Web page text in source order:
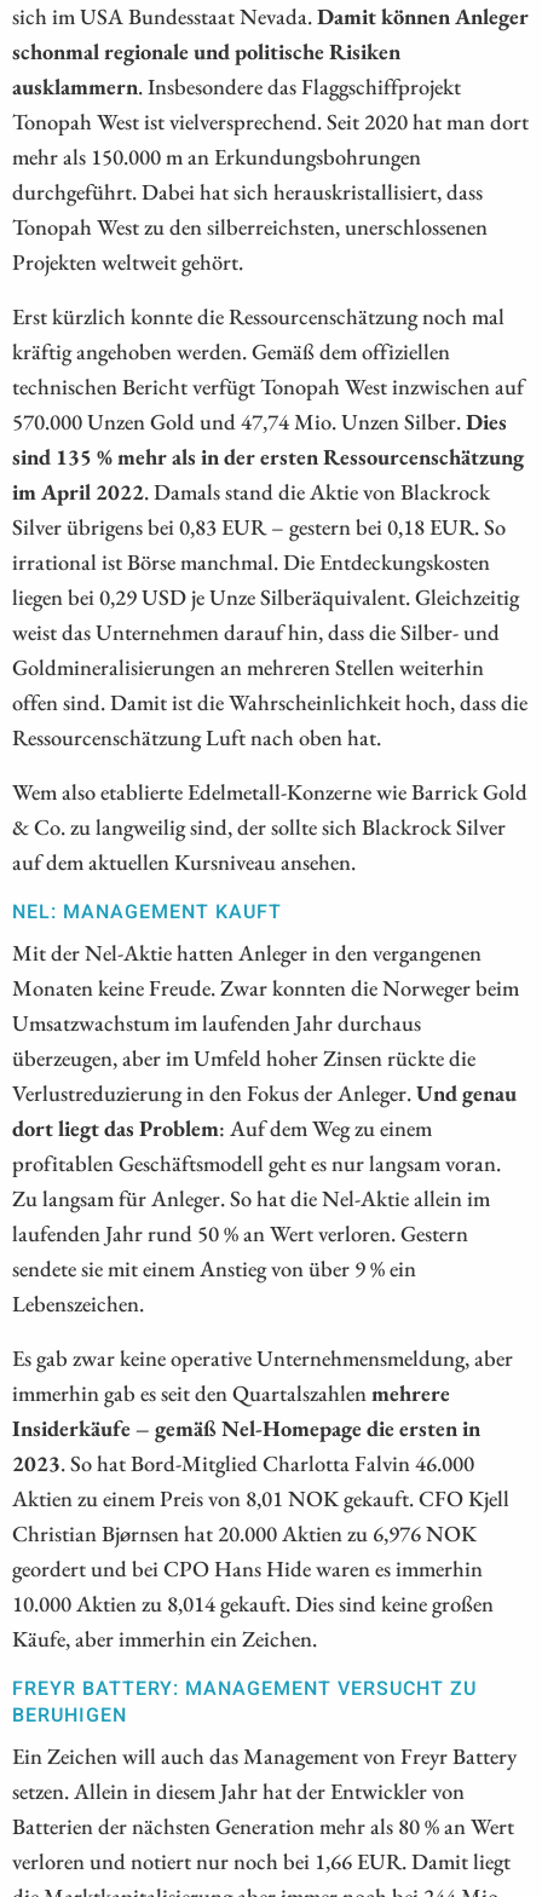
sich im USA Bundesstaat Nevada.Damit können Anleger
schonmal regionale und politische Risiken
ausklammern. Insbesondere das Flaggschiffprojekt
Tonopah West ist vielversprechend. Seit 2020 hat man dort
mehr als 150.000 m an Erkundungsbohrungen
durchgeführt. Dabei hat sich herauskristallisiert, dass
Tonopah West zu den silberreichsten, unerschlossenen
Projekten weltweit gehört.
Erst kürzlich konnte die Ressourcenschätzung noch mal
kräftig angehoben werden. Gemäß dem offiziellen
technischen Bericht verfügt Tonopah West inzwischen auf
570.000 Unzen Gold und 47,74 Mio. Unzen Silber.Dies
sind 135 % mehr als in der ersten Ressourcenschätzung
im April 2022. Damals stand die Aktie von Blackrock
Silver übrigens bei 0,83 EUR – gestern bei 0,18 EUR. So
irrational ist Börse manchmal. Die Entdeckungskosten
liegen bei 0,29 USD je Unze Silberäquivalent. Gleichzeitig
weist das Unternehmen darauf hin, dass die Silber- und
Goldmineralisierungen an mehreren Stellen weiterhin
offen sind. Damit ist die Wahrscheinlichkeit hoch, dass die
Ressourcenschätzung Luft nach oben hat.
Wem also etablierte Edelmetall-Konzerne wie Barrick Gold
& Co. zu langweilig sind, der sollte sich Blackrock Silver
auf dem aktuellen Kursniveau ansehen.
NEL: MANAGEMENT KAUFT
Mit der Nel-Aktie hatten Anleger in den vergangenen
Monaten keine Freude. Zwar konnten die Norweger beim
Umsatzwachstum im laufenden Jahr durchaus
überzeugen, aber im Umfeld hoher Zinsen rückte die
Verlustreduzierung in den Fokus der Anleger.Und genau
dort liegt das Problem: Auf dem Weg zu einem
profitablen Geschäftsmodell geht es nur langsam voran.
Zu langsam für Anleger. So hat die Nel-Aktie allein im
laufenden Jahr rund 50 % an Wert verloren. Gestern
sendete sie mit einem Anstieg von über 9 % ein
Lebenszeichen.
Es gab zwar keine operative Unternehmensmeldung, aber
immerhin gab es seit den Quartalszahlenmehrere
Insiderkäufe – gemäß Nel-Homepage die ersten in
2023. So hat Bord-Mitglied Charlotta Falvin 46.000
Aktien zu einem Preis von 8,01 NOK gekauft. CFO Kjell
Christian Bjørnsen hat 20.000 Aktien zu 6,976 NOK
geordert und bei CPO Hans Hide waren es immerhin
10.000 Aktien zu 8,014 gekauft. Dies sind keine großen
Käufe, aber immerhin ein Zeichen.
FREYR BATTERY: MANAGEMENT VERSUCHT ZU
BERUHIGEN
Ein Zeichen will auch das Management von Freyr Battery
setzen. Allein in diesem Jahr hat der Entwickler von
Batterien der nächsten Generation mehr als 80 % an Wert
verloren und notiert nur noch bei 1,66 EUR. Damit liegt